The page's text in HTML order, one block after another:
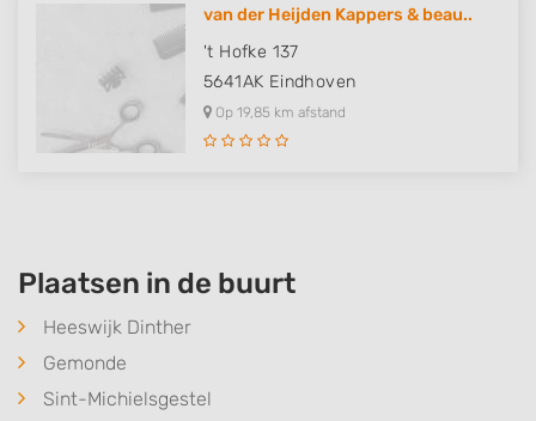
van der Heijden Kappers & beau..
't Hofke 137
5641AK Eindhoven
Op 19,85 km afstand
Plaatsen in de buurt
Heeswijk Dinther
Gemonde
Sint-Michielsgestel